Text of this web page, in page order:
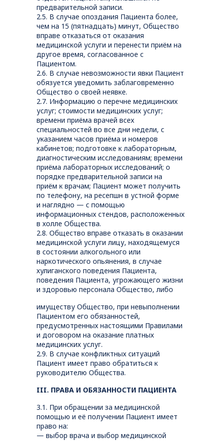
предварительной записи.
2.5. В случае опоздания Пациента более,
чем на 15 (пятнадцать) минут, Общество
вправе отказаться от оказания
медицинской услуги и перенести приём на
другое время, согласованное с
Пациентом.
2.6. В случае невозможности явки Пациент
обязуется уведомить заблаговременно
Общество о своей неявке.
2.7. Информацию о перечне медицинских
услуг; стоимости медицинских услуг;
времени приёма врачей всех
специальностей во все дни недели, с
указанием часов приёма и номеров
кабинетов; подготовке к лабораторным,
диагностическим исследованиям; времени
приёма лабораторных исследований; о
порядке предварительной записи на
приём к врачам; Пациент может получить
по телефону, на ресепшн в устной форме
и наглядно — с помощью
информационных стендов, расположенных
в холле Общества.
2.8. Общество вправе отказать в оказании
медицинской услуги лицу, находящемуся
в состоянии алкогольного или
наркотического опьянения, в случае
хулиганского поведения Пациента,
поведения Пациента, угрожающего жизни
и здоровью персонала Общество, либо
имуществу Общество, при невыполнении
Пациентом его обязанностей,
предусмотренных настоящими Правилами
и договором на оказание платных
медицинских услуг.
2.9. В случае конфликтных ситуаций
Пациент имеет право обратиться к
руководителю Общества.
III. ПРАВА И ОБЯЗАННОСТИ ПАЦИЕНТА
3.1. При обращении за медицинской
помощью и её получении Пациент имеет
право на:
— выбор врача и выбор медицинской